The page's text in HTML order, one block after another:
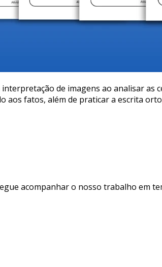
interpretação de imagens ao analisar
aos fatos, além de praticar a escrita
acompanhar o nosso trabalho